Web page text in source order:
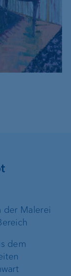
der Malerei
dem